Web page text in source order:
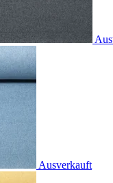
Ausverkauft